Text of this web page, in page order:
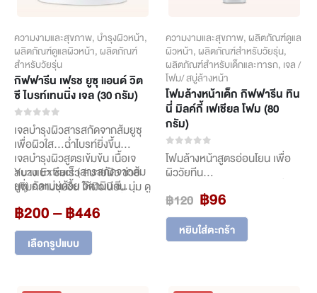
product
ความงามและสุขภาพ, บำรุงผิวหน้า,
ผลิตภัณฑ์ดูแลผิวหน้า, ผลิตภัณฑ์
สำหรับวัยรุ่น
กิฟฟารีน เฟรช ยูซุ แอนด์ วิต
ซี ไบรท์เทนนิ่ง เจล (30 กรัม)
out of 5
เจลบำรุงผิวสารสกัดจากส้มยูซุ
เพื่อผิวใส…ฉ่ำไบรท์ยิ่งขึ้น
เจลบำรุงผิวสูตรเข้มข้น เนื้อเจ
ลบางเบา ซึมเร็ว สบายผิว ช่วย
เพิ่มความชุ่มชื้น ให้ผิวเนียน นุ่ม ดู
สารบำรุงอาทิ:
Yuzu Extract (สารสกัดจากส้ม
ยูซุ) อัดแน่นด้วย วิตามิน ซี
Powerful Vitamin C และ
Glutathione ช่วยฟื้นบำรุงผิวที่
หมองคล้ำ ขาดความสดใส ให้ผิว
แลดูกระจ่างใส เรียบเนียน จุดด่าง
฿200–฿446
เลือกรูปแบบ
This
product
ความงามและสุขภาพ, ผลิตภัณฑ์ดูแล
ผิวหน้า, ผลิตภัณฑ์สำหรับวัยรุ่น,
ผลิตภัณฑ์สำหรับเด็กและทารก, เจล /
โฟม/ สบู่ล้างหน้า
โฟมล้างหน้าเด็ก กิฟฟารีน ทิน
นี่ มิลค์กี้ เฟเชียล โฟม (80
กรัม)
0 out of 5
โฟมล้างหน้าสูตรอ่อนโยน เพื่อ
ผิววัยทีน
ผิวเนียนนุ่ม พร้อมดูแลปัญหาสิว
ด้วยสูตร pH-Balance ที่ปรับ
สมดุลผิวอย่างลงตัว ช่วยดูแลผิว
หน้าให้นุ่มนวล พร้อมลดปัญหา
฿120 Original
price
was:
฿120.
฿96Current
price
is:
฿96.
หยิบใส่ตะกร้า